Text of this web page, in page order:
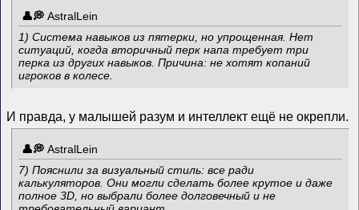
AstralLein
1) Система навыков из пятерки, но упрощенная. Нет
ситуаций, когда вторичный перк напа требует три
перка из других навыков. Причина: не хотят копаний
игроков в колесе.
И правда, у малышей разум и интеллект ещё не окрепли.
AstralLein
7) Пояснили за визуальный стиль: все ради
калькуляторов. Они могли сделать более крутое и даже
полное 3D, но выбрали более долговечный и не